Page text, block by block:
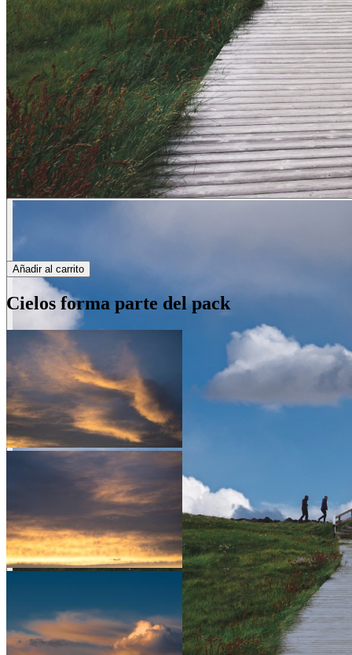
Añadir al carrito
Cielos forma parte del pack